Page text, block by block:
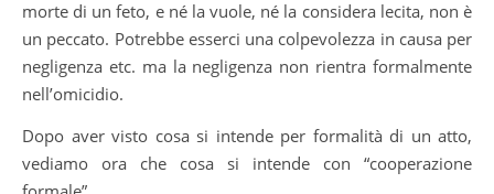
morte di un feto, e né la vuole, né la considera lecita, non è
un peccato. Potrebbe esserci una colpevolezza in causa per
negligenza etc. ma la negligenza non rientra formalmente
nell’omicidio.
Dopo aver visto cosa si intende per formalità di un atto,
vediamo ora che cosa si intende con “cooperazione